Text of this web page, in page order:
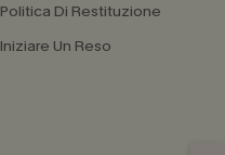
Politica Di Restituzione
Iniziare Un Reso